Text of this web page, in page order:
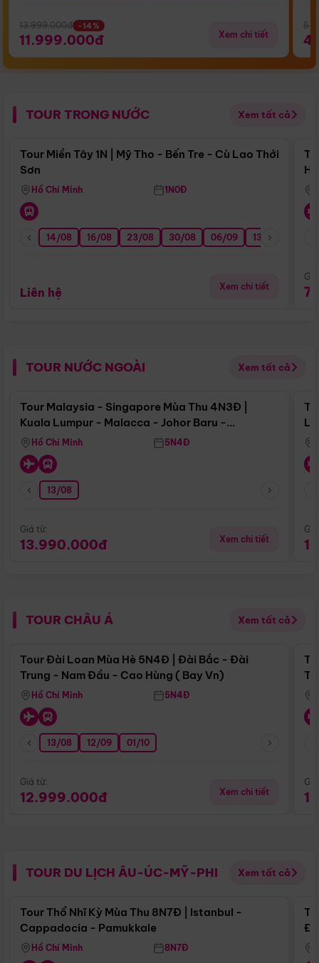
13.999.000đ -14%
11.999.000đ Xem chi tiết
TOUR TRONG NƯỚC Xem tất cả
Điểm nổi bật
Tour Miền Tây 1N | Mỹ Tho - Bến Tre - Cù Lao Thới
Sơn
Hồ Chí Minh 1N0Đ
14/08 16/08 23/08 30/08 06/09 13/09
Liên hệ Xem chi tiết
TOUR NƯỚC NGOÀI Xem tất cả
Điểm nổi bật
Tour Malaysia - Singapore Mùa Thu 4N3Đ |
Kuala Lumpur - Malacca - Johor Baru -
Singapore
Hồ Chí Minh 5N4Đ
13/08
Giá từ:
13.990.000đ Xem chi tiết
TOUR CHÂU Á Xem tất cả
Điểm nổi bật
Tour Đài Loan Mùa Hè 5N4Đ | Đài Bắc - Đài
Trung - Nam Đầu - Cao Hùng ( Bay Vn)
Hồ Chí Minh 5N4Đ
13/08 12/09 01/10
Giá từ:
12.999.000đ Xem chi tiết
TOUR DU LỊCH ÂU-ÚC-MỸ-PHI Xem tất cả
Điểm nổi bật
Tour Thổ Nhĩ Kỳ Mùa Thu 8N7Đ | Istanbul -
Cappadocia - Pamukkale
Hồ Chí Minh 8N7Đ